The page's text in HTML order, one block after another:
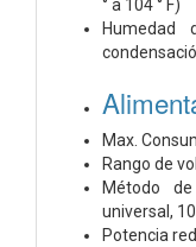
° a 104 ° F)
Max.
Rango de
Método
universal,
Potencia